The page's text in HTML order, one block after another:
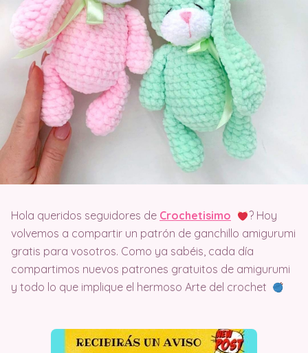
Hola queridos seguidores de Crochetisimo
? Hoy
volvemos a compartir un patrón de ganchillo amigurumi
gratis para vosotros. Como ya sabéis, cada día
compartimos nuevos patrones gratuitos de amigurumi
y todo lo que implique el hermoso Arte del crochet